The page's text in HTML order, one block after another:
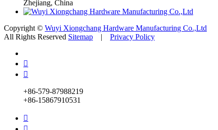
Zhejiang, China
Copyright © Wuyi Xiongchang Hardware Manufacturing Co.,Ltd
All Rights Reserved Sitemap | Privacy Policy


+86-579-87988219
+86-15867910531
